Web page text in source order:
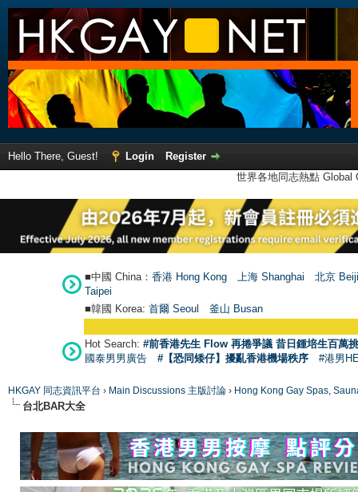
Hello There, Guest! Login
Register
世界各地同志熱點
■中國 China： 香港 Hong Kong 上海 Shanghai
北京
Taipei
■韓國 Korea: 首爾 Seoul 釜山 Busan
Hot Search: #前香港先生 Flow 再捲爭議 昔日鍾培生百萬
國泰男男廣告
#【恐同矮仔】擾亂香港機場秩序 #港男
HKGAY 同志資訊平台 › Main Discussions 主版討論 › Hong Kong Gay Spas,
台北BAR大全